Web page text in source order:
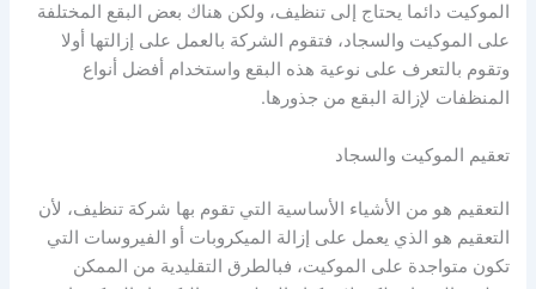
الموكيت دائما يحتاج إلى تنظيف، ولكن هناك بعض البقع المختلفة
على الموكيت والسجاد، فتقوم الشركة بالعمل على إزالتها أولا
وتقوم بالتعرف على نوعية هذه البقع واستخدام أفضل أنواع
المنظفات لإزالة البقع من جذورها.
تعقيم الموكيت والسجاد
التعقيم هو من الأشياء الأساسية التي تقوم بها شركة تنظيف، لأن
التعقيم هو الذي يعمل على إزالة الميكروبات أو الفيروسات التي
تكون متواجدة على الموكيت، فبالطرق التقليدية من الممكن